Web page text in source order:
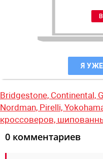
Я
Bridgestone, Continental,
Nordman, Pirelli,
кроссоверов,
0 комментариев